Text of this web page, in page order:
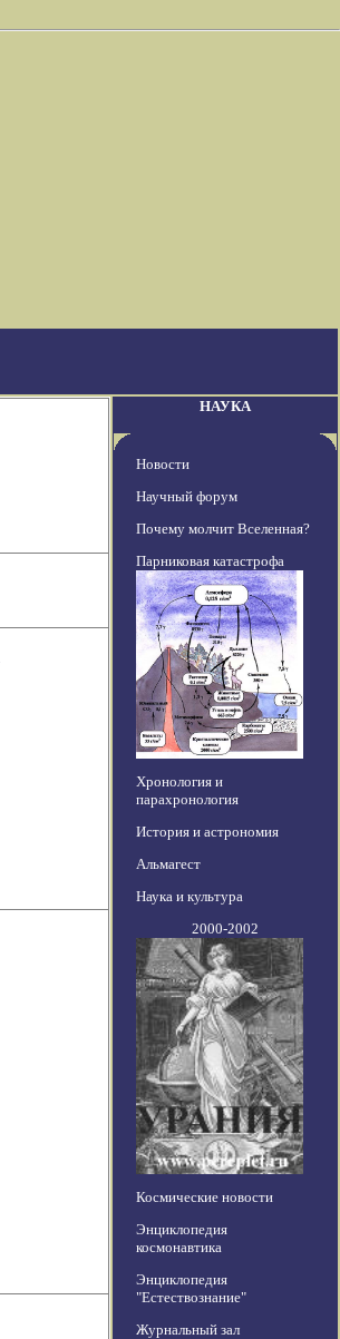
НАУКА
Новости
Научный форум
Почему молчит Вселенная?
Парниковая катастрофа
Хронология и
парахронология
История и астрономия
Альмагест
Наука и культура
2000-2002
Космические новости
Энциклопедия
космонавтика
Энциклопедия
"Естествознание"
Журнальный зал